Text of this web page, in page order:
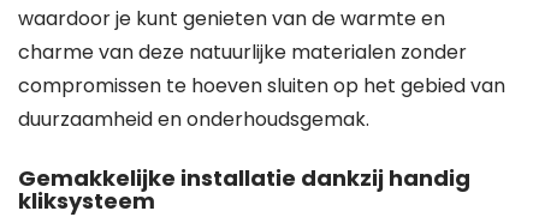
waardoor je kunt genieten van de warmte en
charme van deze natuurlijke materialen zonder
compromissen te hoeven sluiten op het gebied van
duurzaamheid en onderhoudsgemak.
Gemakkelijke installatie dankzij handig
kliksysteem